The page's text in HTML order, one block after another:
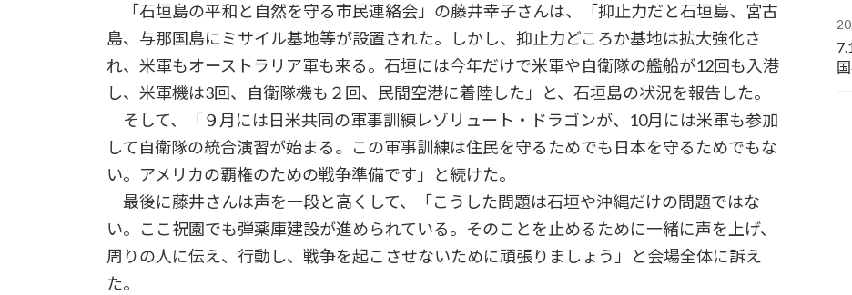
「石垣島の平和と自然を守る市民連絡会」の藤井幸子さんは、「抑止力だと石垣島、宮古
島、与那国島にミサイル基地等が設置された。しかし、抑止力どころか基地は拡大強化さ
れ、米軍もオーストラリア軍も来る。石垣には今年だけで米軍や自衛隊の艦船が12回も入港
し、米軍機は3回、自衛隊機も２回、民間空港に着陸した」と、石垣島の状況を報告した。
そして、「９月には日米共同の軍事訓練レゾリュート・ドラゴンが、10月には米軍も参加
して自衛隊の統合演習が始まる。この軍事訓練は住民を守るためでも日本を守るためでもな
い。アメリカの覇権のための戦争準備です」と続けた。
最後に藤井さんは声を一段と高くして、「こうした問題は石垣や沖縄だけの問題ではな
い。ここ祝園でも弾薬庫建設が進められている。そのことを止めるために一緒に声を上げ、
周りの人に伝え、行動し、戦争を起こさせないために頑張りましょう」と会場全体に訴え
た。